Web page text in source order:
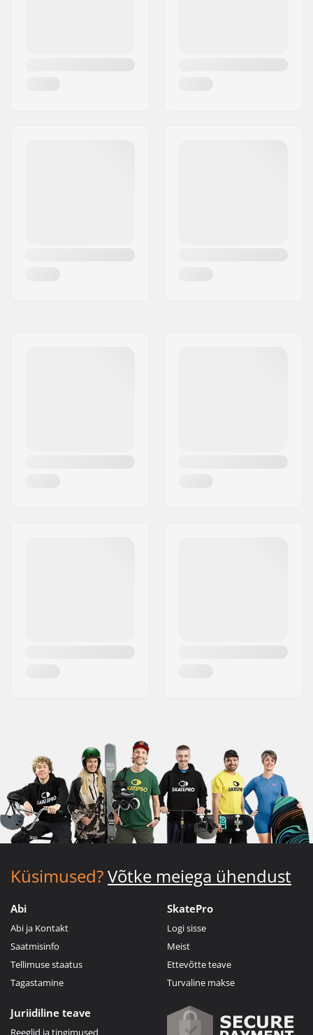
Küsimused?Võtke meiega ühendust
Abi
Abi ja Kontakt
Saatmisinfo
Tellimuse staatus
Tagastamine
SkatePro
Logi sisse
Meist
Ettevõtte teave
Turvaline makse
Juriidiline teave
Reeglid ja tingimused